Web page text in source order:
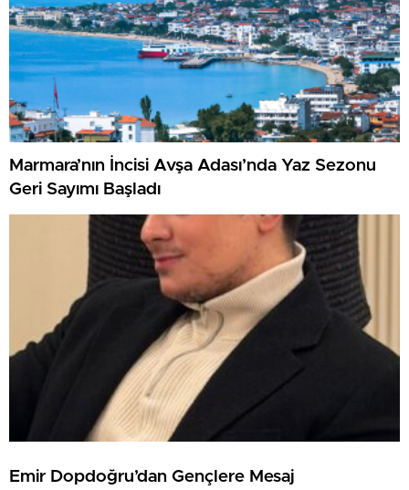
Marmara’nın İncisi Avşa Adası’nda Yaz Sezonu
Geri Sayımı Başladı
Emir Dopdoğru’dan Gençlere Mesaj